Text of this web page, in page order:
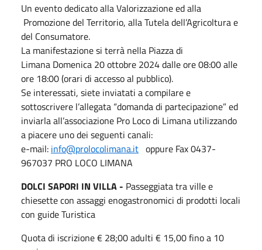
Un evento dedicato alla Valorizzazione ed alla
Promozione del Territorio, alla Tutela dell’Agricoltura e
del Consumatore.
La manifestazione si terrà nella Piazza di
Limana Domenica 20 ottobre 2024 dalle ore 08:00 alle
ore 18:00 (orari di accesso al pubblico).
Se interessati, siete inviatati a compilare e
sottoscrivere l’allegata “domanda di partecipazione” ed
inviarla all’associazione Pro Loco di Limana utilizzando
a piacere uno dei seguenti canali:
e-mail: info@prolocolimana.it oppure Fax 0437-
967037 PRO LOCO LIMANA
DOLCI SAPORI IN VILLA - Passeggiata tra ville e
chiesette con assaggi enogastronomici di prodotti locali
con guide Turistica
Quota di iscrizione € 28;00 adulti € 15,00 fino a 10